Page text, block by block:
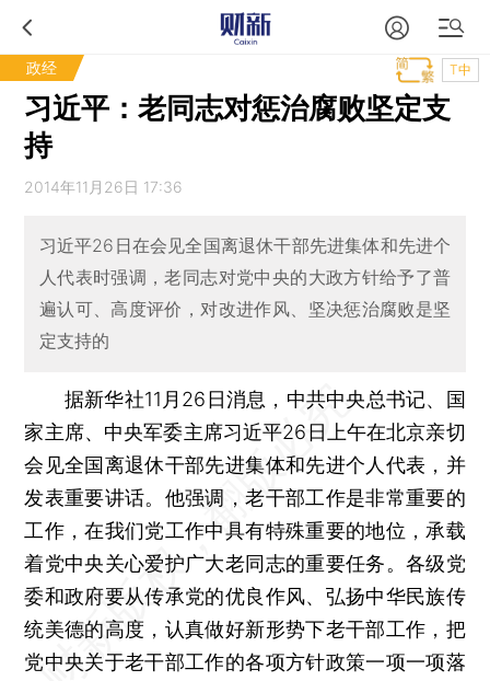
政经 T中
习近平：老同志对惩治腐败坚定支
持
2014年11月26日 17:36
习近平26日在会见全国离退休干部先进集体和先进个
人代表时强调，老同志对党中央的大政方针给予了普
遍认可、高度评价，对改进作风、坚决惩治腐败是坚
定支持的
据新华社11月26日消息，中共中央总书记、国
家主席、中央军委主席习近平26日上午在北京亲切
会见全国离退休干部先进集体和先进个人代表，并
发表重要讲话。他强调，老干部工作是非常重要的
工作，在我们党工作中具有特殊重要的地位，承载
着党中央关心爱护广大老同志的重要任务。各级党
委和政府要从传承党的优良作风、弘扬中华民族传
统美德的高度，认真做好新形势下老干部工作，把
党中央关于老干部工作的各项方针政策一项一项落